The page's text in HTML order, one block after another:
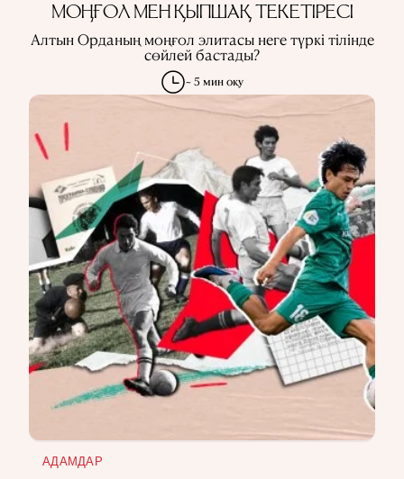
МОҢҒОЛ МЕН ҚЫПШАҚ ТЕКЕТІРЕСІ
Алтын Орданың моңғол элитасы неге түркі тілінде
сөйлей бастады?
~ 5 мин оқу
АДАМДАР